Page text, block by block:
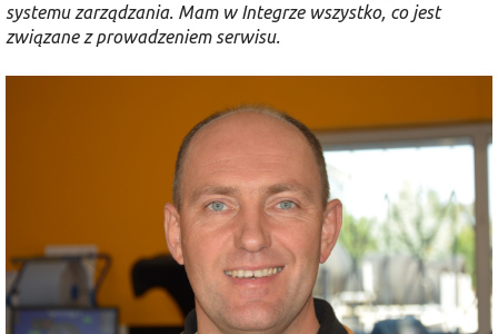
systemu zarządzania. Mam w Integrze wszystko, co jest
związane z prowadzeniem serwisu.